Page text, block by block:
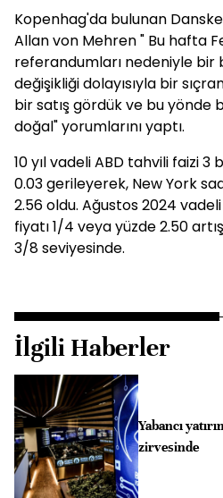
Kopenhag'da bulunan
Allan von Mehren " Bu hafta
referandumları nedeniyle bir
değişikliği dolayısıyla bir
bir satış gördük ve bu yönde
doğal" yorumlarını yaptı.
10 yıl vadeli ABD tahvili faizi
0.03 gerileyerek, New York
2.56 oldu. Ağustos 2024
fiyatı 1/4 veya yüzde 2.50
3/8 seviyesinde.
İlgili Haberler
Yabancı
zirvesinde